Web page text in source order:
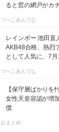
ると窓の網戸がカ
つべこあんてな
レインボー 池田
AKB48合格、熱烈
として人気に、7
つべこあんてな
【保守層ばかりを
女性天皇容認が増
償
おまとめ